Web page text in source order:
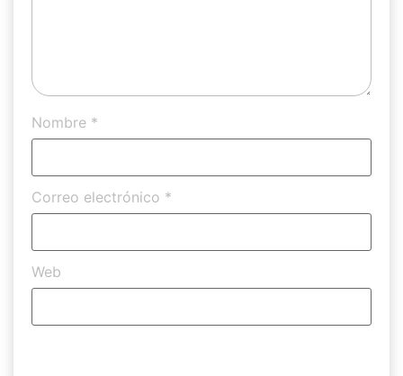
Nombre *
Correo electrónico *
Web